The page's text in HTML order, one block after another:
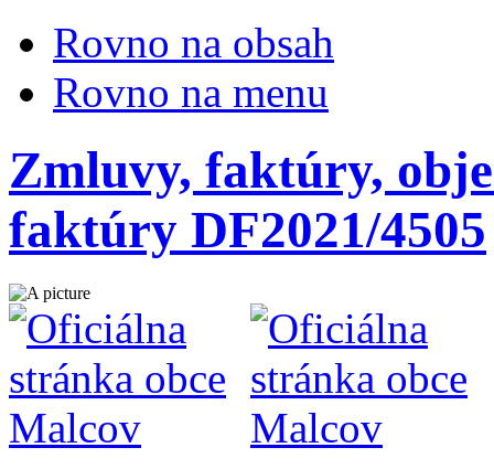
Rovno na obsah
Rovno na menu
Zmluvy, faktúry,
faktúry DF2021/4505